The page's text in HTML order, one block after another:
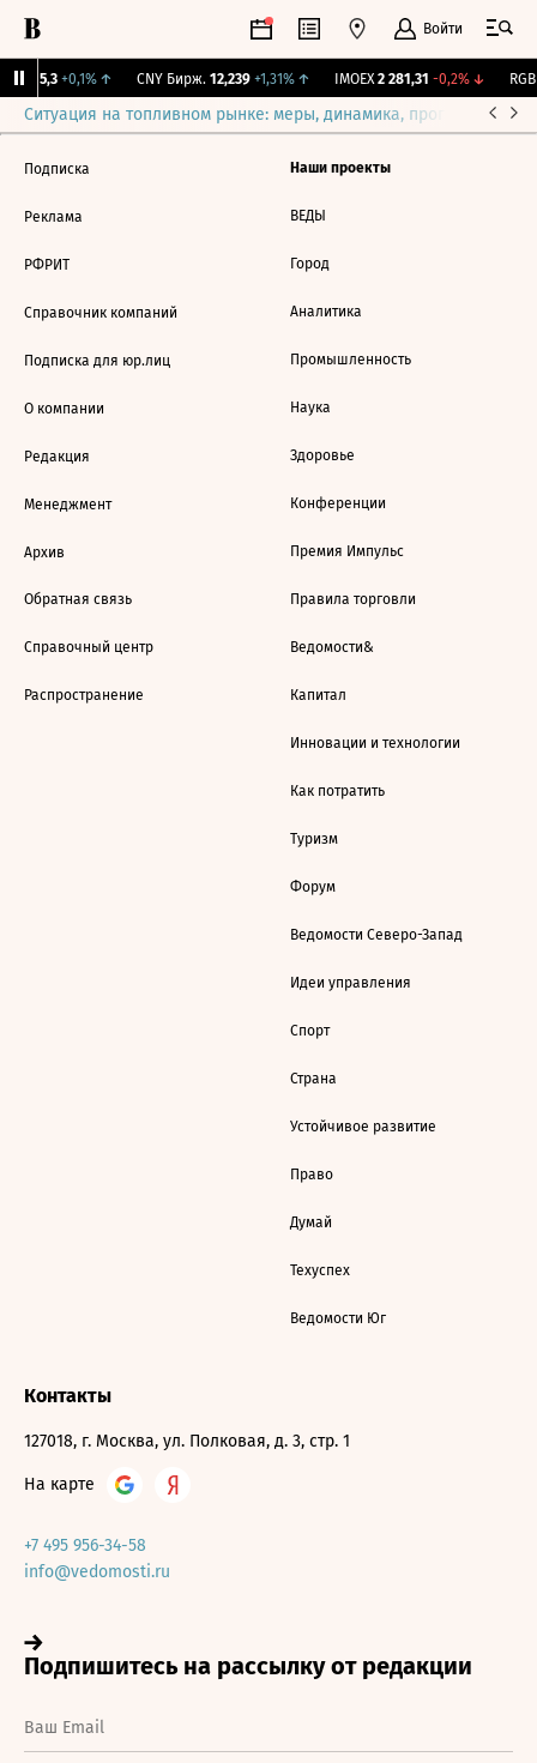
Войти
115,3 +0,1%↑ CNY Бирж. 12,239 +1,31%↑ IMOEX 2 281,31 -0,2%↓
Ситуация на топливном рынке: меры, динамика, прогнозы
Подписка
Реклама
РФРИТ
Справочник компаний
Подписка для юр.лиц
О компании
Редакция
Менеджмент
Архив
Обратная связь
Справочный центр
Распространение
Наши проекты
ВЕДЫ
Город
Аналитика
Промышленность
Наука
Здоровье
Конференции
Премия Импульс
Правила торговли
Ведомости&
Капитал
Инновации и технологии
Как потратить
Туризм
Форум
Ведомости Северо-Запад
Идеи управления
Спорт
Страна
Устойчивое развитие
Право
Думай
Техуспех
Ведомости Юг
Контакты
127018, г. Москва, ул. Полковая, д. 3, стр. 1
На карте
+7 495 956-34-58
info@vedomosti.ru